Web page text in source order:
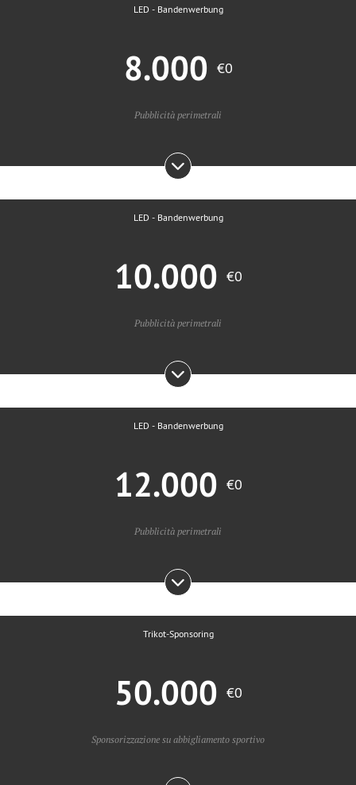
LED - Bandenwerbung
8.000 €0
Pubblicità perimetrali
LED - Bandenwerbung
10.000 €0
Pubblicità perimetrali
LED - Bandenwerbung
12.000 €0
Pubblicità perimetrali
Trikot-Sponsoring
50.000 €0
Sponsorizzazione su abbigliamento sportivo